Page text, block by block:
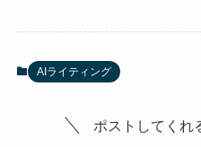
AIライティング
ポストしてくれ